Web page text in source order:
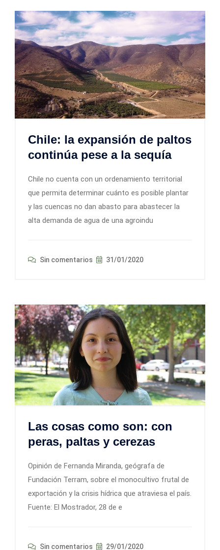
Chile: la expansión de paltos
continúa pese a la sequía
Chile no cuenta con un ordenamiento territorial
que permita determinar cuánto es posible plantar
y las cuencas no dan abasto para abastecer la
alta demanda de agua de una agroindu
Sin comentarios 31/01/2020
Las cosas como son: con
peras, paltas y cerezas
Opinión de Fernanda Miranda, geógrafa de
Fundación Terram, sobre el monocultivo frutal de
exportación y la crisis hídrica que atraviesa el país.
Fuente: El Mostrador, 28 de e
Sin comentarios 29/01/2020